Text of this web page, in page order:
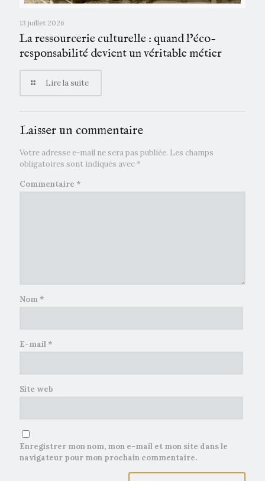
13 juillet 2026
La ressourcerie culturelle : quand l’éco-
responsabilité devient un véritable métier
Lire la suite
Laisser un commentaire
Votre adresse e-mail ne sera pas publiée. Les champs
obligatoires sont indiqués avec *
Commentaire *
Nom *
E-mail *
Site web
Enregistrer mon nom, mon e-mail et mon site dans le
navigateur pour mon prochain commentaire.